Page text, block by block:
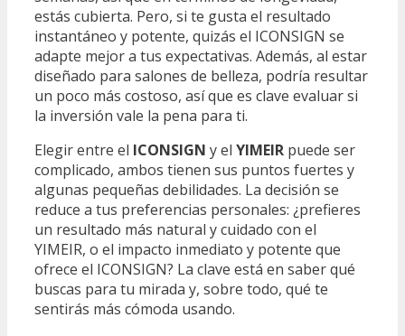
estás cubierta. Pero, si te gusta el resultado
instantáneo y potente, quizás el ICONSIGN se
adapte mejor a tus expectativas. Además, al estar
diseñado para salones de belleza, podría resultar
un poco más costoso, así que es clave evaluar si
la inversión vale la pena para ti.
Elegir entre el ICONSIGN y el YIMEIR puede ser
complicado, ambos tienen sus puntos fuertes y
algunas pequeñas debilidades. La decisión se
reduce a tus preferencias personales: ¿prefieres
un resultado más natural y cuidado con el
YIMEIR, o el impacto inmediato y potente que
ofrece el ICONSIGN? La clave está en saber qué
buscas para tu mirada y, sobre todo, qué te
sentirás más cómoda usando.